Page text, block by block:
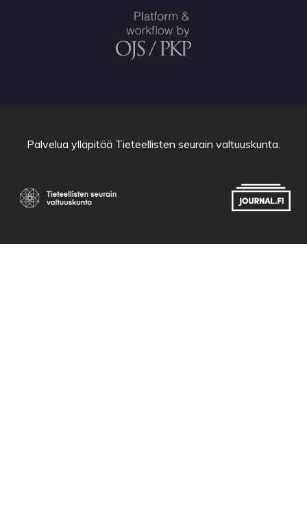
Palvelua ylläpitää Tieteellisten seurain valtuuskunta.